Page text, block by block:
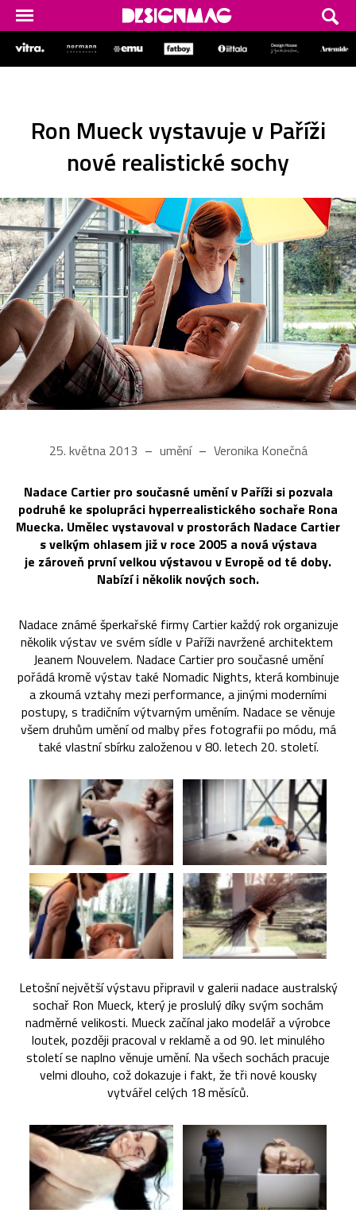
Ron Mueck vystavuje v Paříži
nové realistické sochy
25. května 2013 umění Veronika Konečná
Nadace Cartier pro současné umění v Paříži si pozvala
podruhé ke spolupráci hyperrealistického sochaře Rona
Muecka. Umělec vystavoval v prostorách Nadace Cartier
s velkým ohlasem již v roce 2005 a nová výstava
je zároveň první velkou výstavou v Evropě od té doby.
Nabízí i několik nových soch.
Nadace známé šperkařské firmy Cartier každý rok organizuje
několik výstav ve svém sídle v Paříži navržené architektem
Jeanem Nouvelem. Nadace Cartier pro současné umění
pořádá kromě výstav také Nomadic Nights, která kombinuje
a zkoumá vztahy mezi performance, a jinými moderními
postupy, s tradičním výtvarným uměním. Nadace se věnuje
všem druhům umění od malby přes fotografii po módu, má
také vlastní sbírku založenou v 80. letech 20. století.
Letošní největší výstavu připravil v galerii nadace australský
sochař Ron Mueck, který je proslulý díky svým sochám
nadměrné velikosti. Mueck začínal jako modelář a výrobce
loutek, později pracoval v reklamě a od 90. let minulého
století se naplno věnuje umění. Na všech sochách pracuje
velmi dlouho, což dokazuje i fakt, že tři nové kousky
vytvářel celých 18 měsíců.